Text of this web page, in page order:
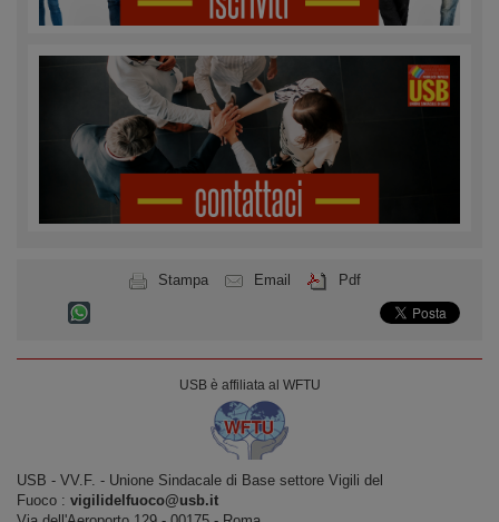
Stampa Email Pdf
USB è affiliata al WFTU
USB ‐ VV.F. - Unione Sindacale di Base settore Vigili del
Fuoco : vigilidelfuoco@usb.it